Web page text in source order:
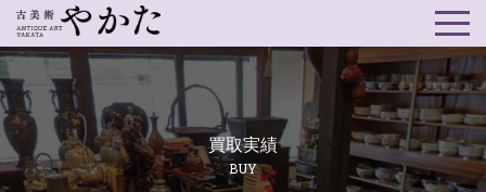
買取実績
BUY